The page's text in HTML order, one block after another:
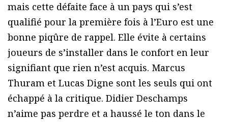
mais cette défaite face à un pays qui s’est
qualifié pour la première fois à l’Euro est une
bonne piqûre de rappel. Elle évite à certains
joueurs de s’installer dans le confort en leur
signifiant que rien n’est acquis. Marcus
Thuram et Lucas Digne sont les seuls qui ont
échappé à la critique. Didier Deschamps
n’aime pas perdre et a haussé le ton dans le